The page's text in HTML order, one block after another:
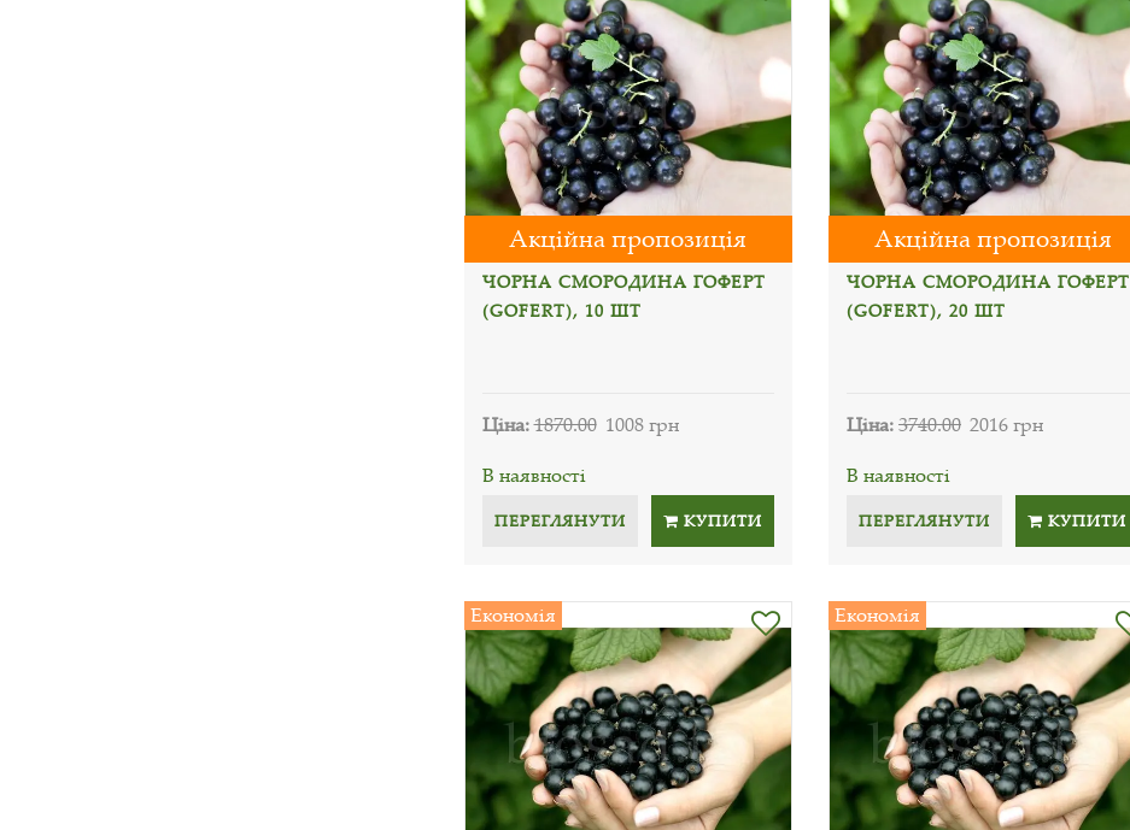
Акційна пропозиція
ЧОРНА СМОРОДИНА ГОФЕРТ
(GOFERT), 10 ШТ
Ціна:1870.00 1008 грн
В наявності
ПЕРЕГЛЯНУТИ КУПИТИ
Акційна пропозиція
ЧОРНА СМОРОДИНА ГОФЕРТ
(GOFERT), 20 ШТ
Ціна:3740.00 2016 грн
В наявності
ПЕРЕГЛЯНУТИ КУПИТИ
Економія Економія